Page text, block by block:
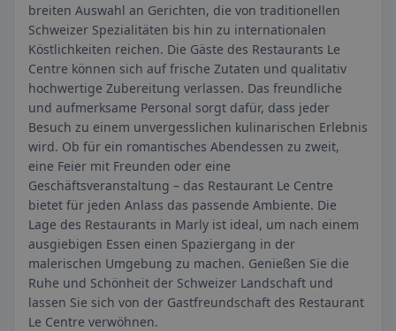
breiten Auswahl an Gerichten, die von traditionellen
Schweizer Spezialitäten bis hin zu internationalen
Köstlichkeiten reichen. Die Gäste des Restaurants Le
Centre können sich auf frische Zutaten und qualitativ
hochwertige Zubereitung verlassen. Das freundliche
und aufmerksame Personal sorgt dafür, dass jeder
Besuch zu einem unvergesslichen kulinarischen Erlebnis
wird. Ob für ein romantisches Abendessen zu zweit,
eine Feier mit Freunden oder eine
Geschäftsveranstaltung – das Restaurant Le Centre
bietet für jeden Anlass das passende Ambiente. Die
Lage des Restaurants in Marly ist ideal, um nach einem
ausgiebigen Essen einen Spaziergang in der
malerischen Umgebung zu machen. Genießen Sie die
Ruhe und Schönheit der Schweizer Landschaft und
lassen Sie sich von der Gastfreundschaft des Restaurant
Le Centre verwöhnen.